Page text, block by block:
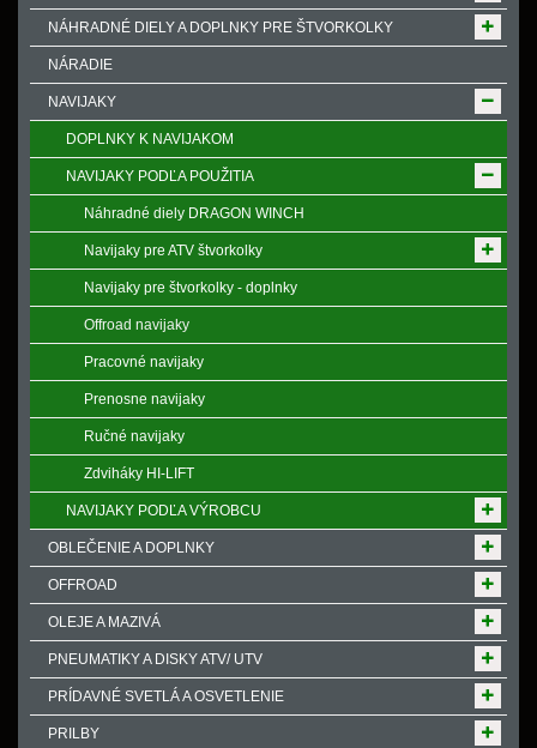
NÁHRADNÉ DIELY A DOPLNKY PRE ŠTVORKOLKY
NÁRADIE
NAVIJAKY
DOPLNKY K NAVIJAKOM
NAVIJAKY PODĽA POUŽITIA
Náhradné diely DRAGON WINCH
Navijaky pre ATV štvorkolky
Navijaky pre štvorkolky - doplnky
Offroad navijaky
Pracovné navijaky
Prenosne navijaky
Ručné navijaky
Zdviháky HI-LIFT
NAVIJAKY PODĽA VÝROBCU
OBLEČENIE A DOPLNKY
OFFROAD
OLEJE A MAZIVÁ
PNEUMATIKY A DISKY ATV/ UTV
PRÍDAVNÉ SVETLÁ A OSVETLENIE
PRILBY